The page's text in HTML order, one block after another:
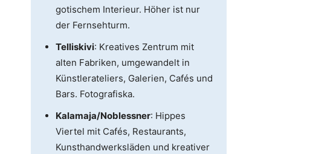
gotischem Interieur. Höher ist nur
der Fernsehturm.
Telliskivi: Kreatives Zentrum mit
alten Fabriken, umgewandelt in
Künstlerateliers, Galerien, Cafés und
Bars. Fotografiska.
Kalamaja/Noblessner: Hippes
Viertel mit Cafés, Restaurants,
Kunsthandwerksläden und kreativer